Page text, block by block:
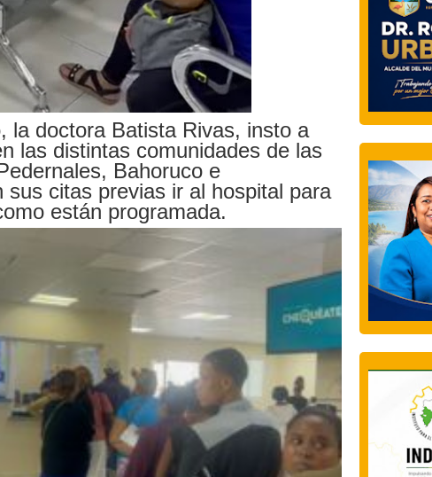
la doctora Batista Rivas, insto a
las distintas comunidades de las
Bahoruco e
sus citas previas ir al hospital para
están programada.